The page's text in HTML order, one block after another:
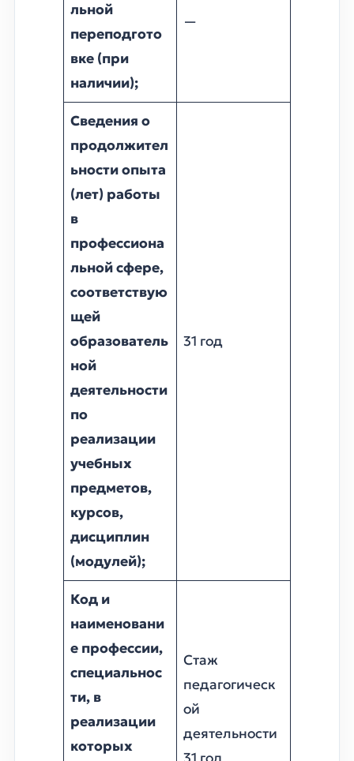
льной
переподгото
вке (при
наличии);
—
Сведения о
продолжител
ьности опыта
(лет) работы
в
профессиона
льной сфере,
соответствую
щей
образователь
ной
деятельности
по
реализации
учебных
предметов,
курсов,
дисциплин
(модулей);
31 год
Код и
наименовани
е профессии,
специальнос
ти, в
реализации
которых
Стаж
педагогическ
ой
деятельности